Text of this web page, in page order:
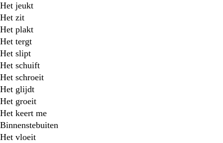
Het jeukt
Het zit
Het plakt
Het tergt
Het slipt
Het schuift
Het schroeit
Het glijdt
Het groeit
Het keert me
Binnenstebuiten
Het vloeit